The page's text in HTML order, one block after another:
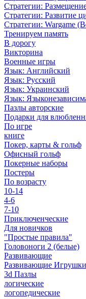
Стратегии:
Стратегии: Развитие
Стратегии: Wargame
Тренируем память
В дорогу
Викторина
Военные игры
Язык: Английский
Язык: Русский
Язык: Украинский
Язык:
Пазлы авторские
Подарки для
По игре
книге
Покер, карты & гольф
Офисный гольф
Покерные наборы
Постеры
По возрасту
10-14
4-6
7-10
Приключенческие
Для новичков
"Простые правила"
Головоноги 2 (белые)
Развивающие
Развивающие Игрушки
3d Пазлы
логические
логопедические